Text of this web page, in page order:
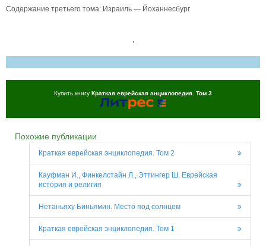
Содержание третьего тома: Израиль — Йоханнесбург
,
Купить книгу Краткая еврейская энциклопедия. Том 3
Похожие публикации
Краткая еврейская энциклопедия. Том 2
Кауфман И., Финкелстайн Л., Эттингер Ш. Еврейская
история и религия
Нетаньяху Биньямин. Место под солнцем
Краткая еврейская энциклопедия. Том 1